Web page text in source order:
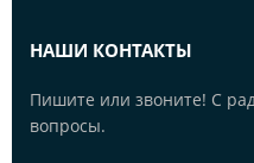
НАШИ КОНТАКТЫ
Пишите или звоните! С
вопросы.